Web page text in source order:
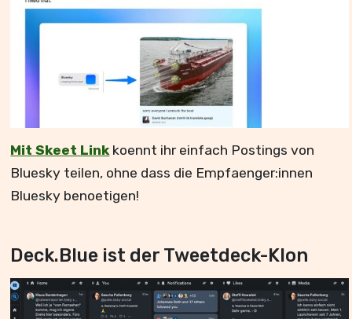
Mit Skeet Link koennt ihr einfach Postings von
Bluesky teilen, ohne dass die Empfaenger:innen
Bluesky benoetigen!
Deck.Blue ist der Tweetdeck-Klon